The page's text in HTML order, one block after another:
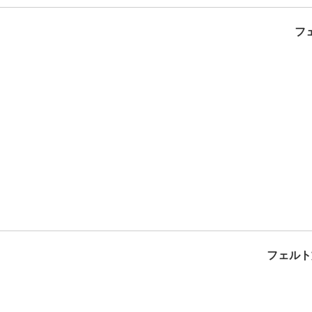
フ
フェル